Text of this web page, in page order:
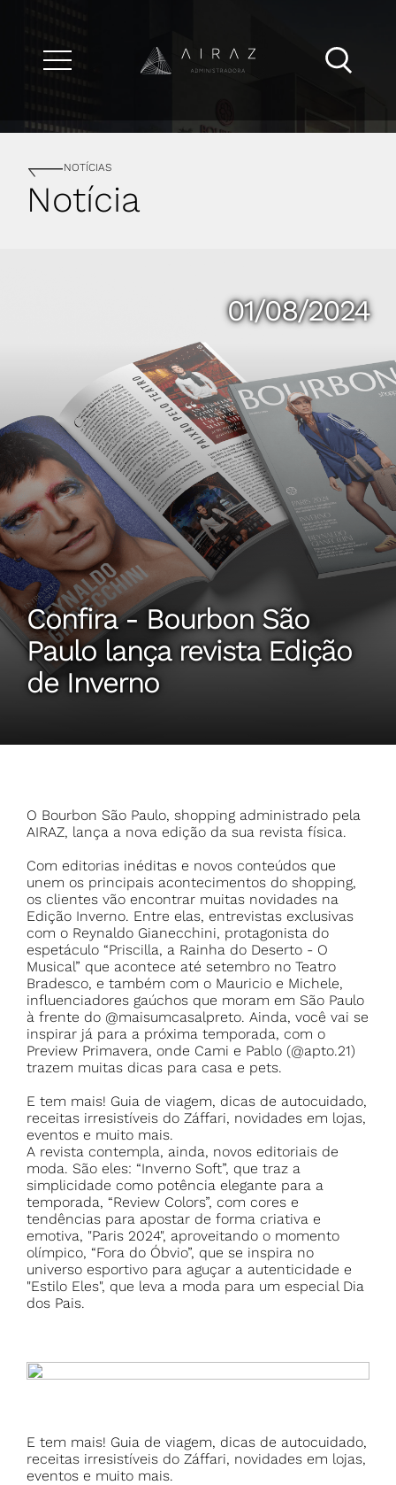
NOTÍCIAS
Notícia
01/08/2024
Confira - Bourbon São
Paulo lança revista Edição
de Inverno
O Bourbon São Paulo, shopping administrado pela
AIRAZ, lança a nova edição da sua revista física.
Com editorias inéditas e novos conteúdos que
unem os principais acontecimentos do shopping,
os clientes vão encontrar muitas novidades na
Edição Inverno. Entre elas, entrevistas exclusivas
com o Reynaldo Gianecchini, protagonista do
espetáculo “Priscilla, a Rainha do Deserto - O
Musical” que acontece até setembro no Teatro
Bradesco, e também com o Mauricio e Michele,
influenciadores gaúchos que moram em São Paulo
à frente do @maisumcasalpreto. Ainda, você vai se
inspirar já para a próxima temporada, com o
Preview Primavera, onde Cami e Pablo (@apto.21)
trazem muitas dicas para casa e pets.
E tem mais! Guia de viagem, dicas de autocuidado,
receitas irresistíveis do Záffari, novidades em lojas,
eventos e muito mais.
A revista contempla, ainda, novos editoriais de
moda. São eles: “Inverno Soft”, que traz a
simplicidade como potência elegante para a
temporada, “Review Colors”, com cores e
tendências para apostar de forma criativa e
emotiva, "Paris 2024", aproveitando o momento
olímpico, “Fora do Óbvio”, que se inspira no
universo esportivo para aguçar a autenticidade e
"Estilo Eles", que leva a moda para um especial Dia
dos Pais.
E tem mais! Guia de viagem, dicas de autocuidado,
receitas irresistíveis do Záffari, novidades em lojas,
eventos e muito mais.